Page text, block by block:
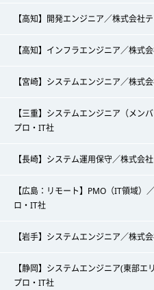
【高知】開発エンジニア／株式会社
【高知】インフラエンジニア／株式
【宮崎】システムエンジニア／株式
【三重】システムエンジニア（メン
プロ・IT社
【長崎】システム運用保守／株式会
【広島：リモート】PMO（IT領域）
ロ・IT社
【岩手】システムエンジニア／株式
【静岡】システムエンジニア(東部
プロ・IT社